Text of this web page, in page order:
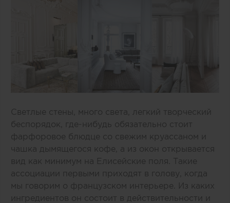
Светлые стены, много света, легкий творческий
беспорядок, где-нибудь обязательно стоит
фарфоровое блюдце со свежим круассаном и
чашка дымящегося кофе, а из окон открывается
вид как минимум на Елисейские поля. Такие
ассоциации первыми приходят в голову, когда
мы говорим о французском интерьере. Из каких
ингредиентов он состоит в действительности и